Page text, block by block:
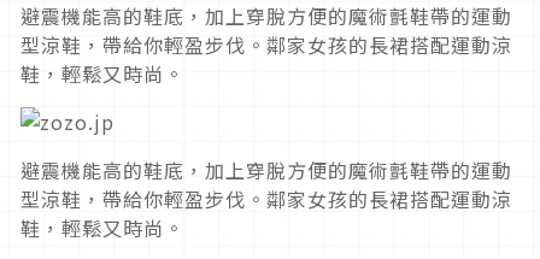
避震機能高的鞋底，加上穿脫方便的魔術氈鞋帶的運動
型涼鞋，帶給你輕盈步伐。鄰家女孩的長裙搭配運動涼
鞋，輕鬆又時尚。
避震機能高的鞋底，加上穿脫方便的魔術氈鞋帶的運動
型涼鞋，帶給你輕盈步伐。鄰家女孩的長裙搭配運動涼
鞋，輕鬆又時尚。